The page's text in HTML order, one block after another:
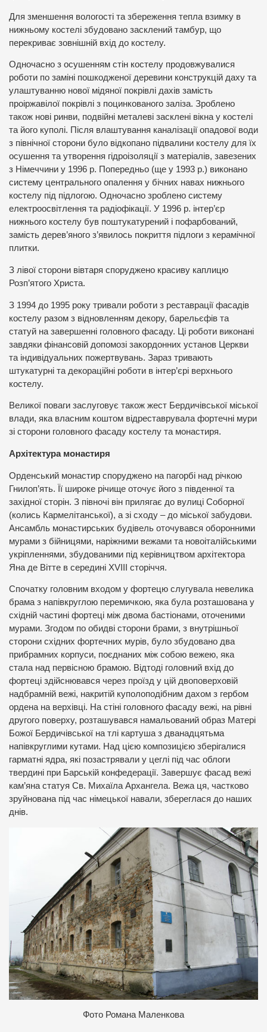
Для зменшення вологості та збереження тепла взимку в
нижньому костелі збудовано засклений тамбур, що
перекриває зовнішній вхід до костелу.
Одночасно з осушенням стін костелу продовжувалися
роботи по заміні пошкодженої деревини конструкцій даху та
улаштуванню нової мідяної покрівлі дахів замість
проіржавілої покрівлі з поцинкованого заліза. Зроблено
також нові ринви, подвійні металеві засклені вікна у костелі
та його куполі. Після влаштування каналізації опадової води
з північної сторони було відкопано підвалини костелу для їх
осушення та утворення гідроізоляції з матеріалів, завезених
з Німеччини у 1996 р. Попередньо (ще у 1993 р.) виконано
систему центрального опалення у бічних навах нижнього
костелу під підлогою. Одночасно зроблено систему
електроосвітлення та радіофікації. У 1996 р. інтер’єр
нижнього костелу був поштукатурений і пофарбований,
замість дерев’яного з’явилось покриття підлоги з керамічної
плитки.
З лівої сторони вівтаря споруджено красиву каплицю
Розп’ятого Христа.
З 1994 до 1995 року тривали роботи з реставрації фасадів
костелу разом з відновленням декору, барельєфів та
статуй на завершенні головного фасаду. Ці роботи виконані
завдяки фінансовій допомозі закордонних установ Церкви
та індивідуальних пожертвувань. Зараз тривають
штукатурні та декораційні роботи в інтер’єрі верхнього
костелу.
Великої поваги заслуговує також жест Бердичівської міської
влади, яка власним коштом відреставрувала фортечні мури
зі сторони головного фасаду костелу та монастиря.
Архітектура монастиря
Орденський монастир споруджено на пагорбі над річкою
Гнилоп’ять. Її широке річище оточує його з південної та
західної сторін. З півночі він прилягає до вулиці Соборної
(колись Кармелітанської), а зі сходу – до міської забудови.
Ансамбль монастирських будівель оточувався оборонними
мурами з бійницями, наріжними вежами та новоіталійськими
укріпленнями, збудованими під керівництвом архітектора
Яна де Вітте в середині XVIII сторіччя.
Спочатку головним входом у фортецю слугувала невелика
брама з напівкруглою перемичкою, яка була розташована у
східній частині фортеці між двома бастіонами, оточеними
мурами. Згодом по обидві сторони брами, з внутрішньої
сторони східних фортечних мурів, було збудовано два
прибрамних корпуси, поєднаних між собою вежею, яка
стала над первісною брамою. Відтоді головний вхід до
фортеці здійснювався через проїзд у цій двоповерховій
надбрамній вежі, накритій куполоподібним дахом з гербом
ордена на верхівці. На стіні головного фасаду вежі, на рівні
другого поверху, розташувався намальований образ Матері
Божої Бердичівської на тлі картуша з дванадцятьма
напівкруглими кутами. Над цією композицією зберігалися
гарматні ядра, які позастрявали у цеглі під час облоги
твердині при Барській конфедерації. Завершує фасад вежі
кам’яна статуя Св. Михаїла Архангела. Вежа ця, частково
зруйнована під час німецької навали, збереглася до наших
днів.
Фото Романа Маленкова